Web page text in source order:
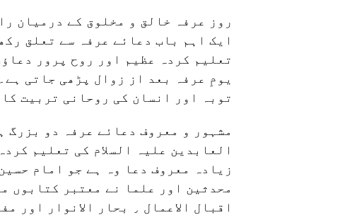
روز عرفہ خالق و مخلوق کے درمیان
ایک اہم باب دعائے عرفہ سے تعلق
تعلیم کردہ عظیم اور روح پرور
یومِ عرفہ بعد از زوال پڑھی جاتی
توبہ اور انسان کی روحانی تربیت
مشہور و معروف دعائے عرفہ دو بزرگ
العابدین علیہ السلام کی تعلیم
زیادہ معروف دعا وہ ہے جو امام
محدثین اور علما نے معتبر کتابوں
اقبال الاعمال ٫ بحار الانوار اور مفاتیح الجنان شامل ہیں۔